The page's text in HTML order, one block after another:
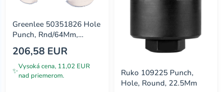
Greenlee 50351826 Hole
Punch, Rnd/64Mm,
Manual/hydraulic
206,58 EUR
✨Vysoká cena, 11,02 EUR
nad priemerom.
Ruko 109225 Punch,
Hole, Round, 22.5Mm